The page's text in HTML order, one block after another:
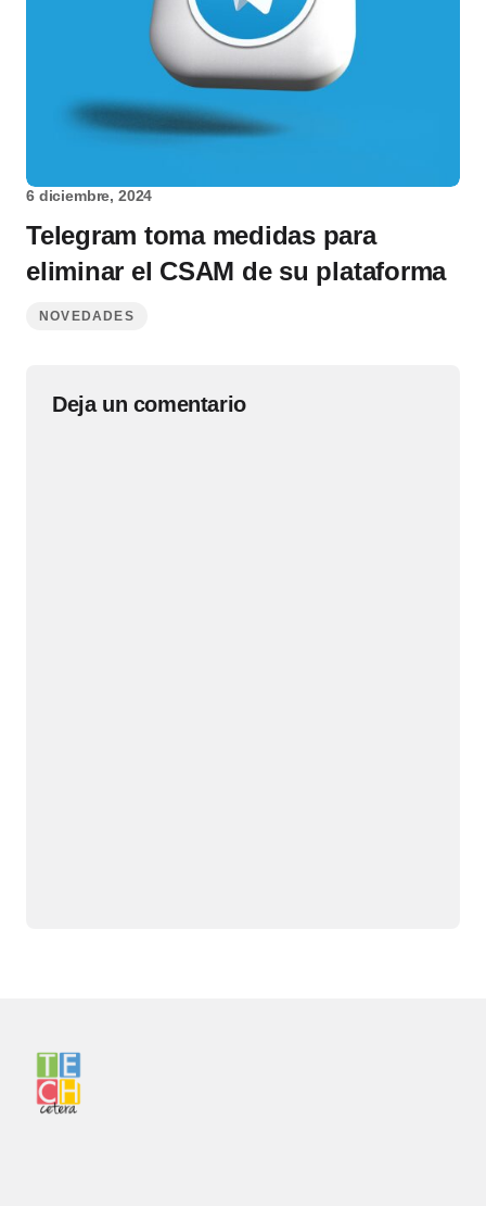
6 diciembre, 2024
Telegram toma medidas para
eliminar el CSAM de su plataforma
NOVEDADES
Deja un comentario